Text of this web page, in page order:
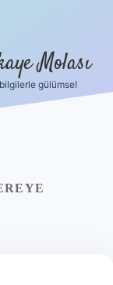
Molası
gülümse!